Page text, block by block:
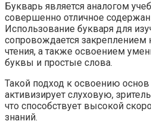
Букварь является аналогом
совершенно отличное
Использование букваря для
сопровождается закреплением
чтения, а также освоением
буквы и простые слова.
Такой подход к освоению
активизирует слуховую,
что способствует высокой
знаний.